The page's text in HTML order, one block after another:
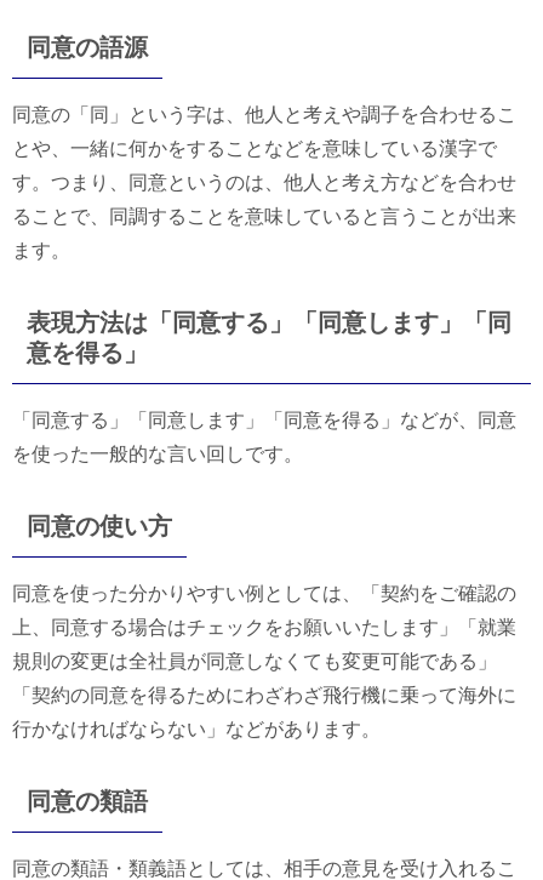
同意の語源
同意の「同」という字は、他人と考えや調子を合わせるこ
とや、一緒に何かをすることなどを意味している漢字で
す。つまり、同意というのは、他人と考え方などを合わせ
ることで、同調することを意味していると言うことが出来
ます。
表現方法は「同意する」「同意します」「同
意を得る」
「同意する」「同意します」「同意を得る」などが、同意
を使った一般的な言い回しです。
同意の使い方
同意を使った分かりやすい例としては、「契約をご確認の
上、同意する場合はチェックをお願いいたします」「就業
規則の変更は全社員が同意しなくても変更可能である」
「契約の同意を得るためにわざわざ飛行機に乗って海外に
行かなければならない」などがあります。
同意の類語
同意の類語・類義語としては、相手の意見を受け入れるこ